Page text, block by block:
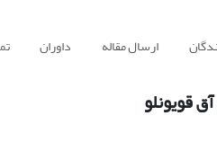
ارسال مقاله داوران
قویونلو